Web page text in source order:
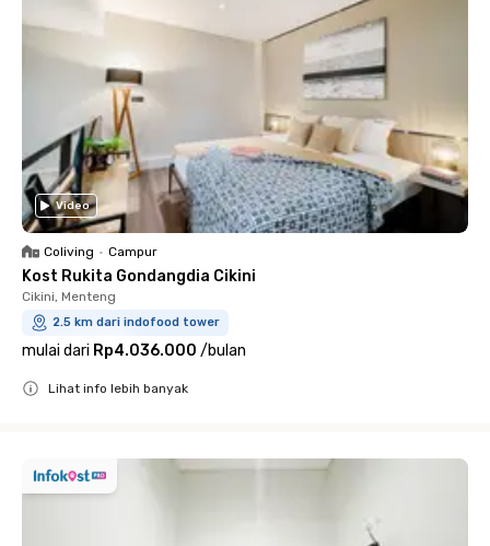
Video
Coliving • Campur
Kost Rukita Gondangdia Cikini
Cikini, Menteng
2.5 km dari indofood tower
mulai dari Rp4.036.000 /bulan
Lihat info lebih banyak